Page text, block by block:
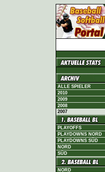
ALLE SPIELER
2010
2009
2008
2007
PLAYOFFS
PLAYDOWNS NORD
PLAYDOWNS SÜD
NORD
SÜD
NORD